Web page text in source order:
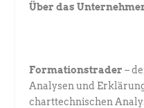
Über das
Formationstrader–
Analysen und
charttechnischen